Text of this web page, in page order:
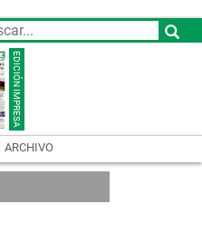
ARCHIVO